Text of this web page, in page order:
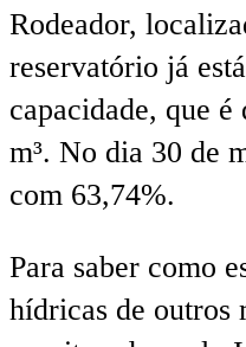
Rodeador,
reservatório já
capacidade, que
m³. No dia 30 de
com 63,74%.
Para saber como
hídricas de outros